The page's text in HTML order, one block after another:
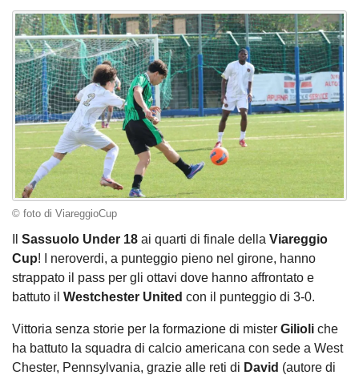
© foto di ViareggioCup
Sassuolo Under 18 ai quarti di finale della Viareggio
Cup! I neroverdi, a punteggio pieno nel girone, hanno
strappato il pass per gli ottavi dove hanno affrontato e
battuto il Westchester United con il punteggio di 3-0.
Vittoria senza storie per la formazione di mister Gilioli che
ha battuto la squadra di calcio americana con sede a West
Chester, Pennsylvania, grazie alle reti di David (autore di